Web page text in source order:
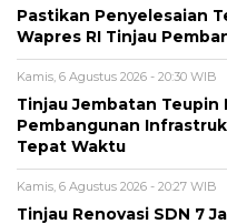
Pastikan Penyelesaian
Wapres RI Tinjau
Kamis, 6 Agustus 2026 - 20:30 WIB
Tinjau Jembatan Teupin
Pembangunan
Tepat Waktu
Kamis, 6 Agustus 2026 - 20:27 WIB
Tinjau Renovasi SDN 7